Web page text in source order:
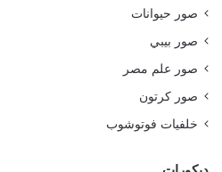
صور حيوانات
صور بيبي
صور علم مصر
صور كرتون
خلفيات فوتوشوب